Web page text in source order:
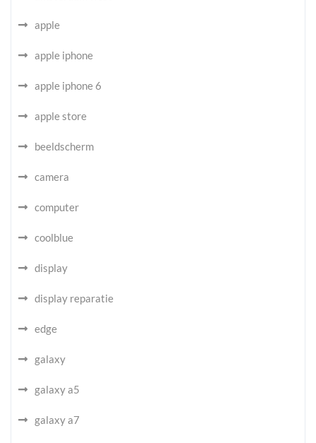
apple
apple iphone
apple iphone 6
apple store
beeldscherm
camera
computer
coolblue
display
display reparatie
edge
galaxy
galaxy a5
galaxy a7